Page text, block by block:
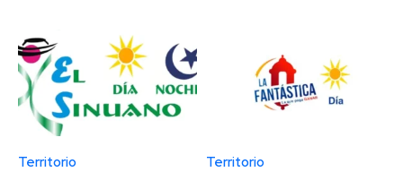
Territorio Territorio